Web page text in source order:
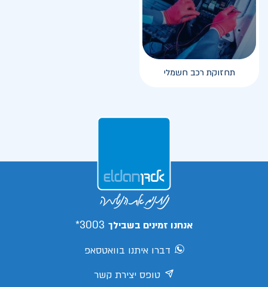
תחזוקת רכב חשמלי
אנחנו זמינים בשבילך 3003*
דברו איתנו בוואטסאפ
טופס יצירת קשר